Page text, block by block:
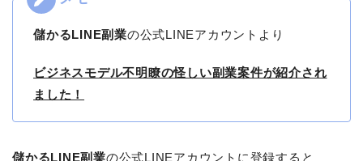
儲かるLINE副業の公式LINEアカウントより
ビジネスモデル不明瞭の怪しい副業案件が紹介され
ました！
儲かるLINE副業の公式LINEアカウントに登録すると